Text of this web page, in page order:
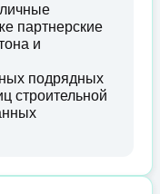
партнерские
и
подрядных
строительной